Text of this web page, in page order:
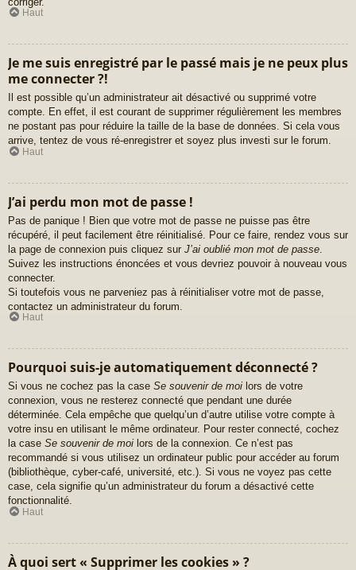
Haut
Je me suis enregistré par le passé mais je ne peux plus
me connecter ?!
Il est possible qu’un administrateur ait désactivé ou supprimé votre
compte. En effet, il est courant de supprimer régulièrement les membres
ne postant pas pour réduire la taille de la base de données. Si cela vous
arrive, tentez de vous ré-enregistrer et soyez plus investi sur le forum.
Haut
J’ai perdu mon mot de passe !
Pas de panique ! Bien que votre mot de passe ne puisse pas être
récupéré, il peut facilement être réinitialisé. Pour ce faire, rendez vous sur
la page de connexion puis cliquez sur J’ai oublié mon mot de passe
Suivez les instructions énoncées et vous devriez pouvoir à nouveau vous
connecter.
Si toutefois vous ne parveniez pas à réinitialiser votre mot de passe,
contactez un administrateur du forum.
Haut
Pourquoi suis-je automatiquement déconnecté ?
Si vous ne cochez pas la case Se souvenir de moi lors de votre
connexion, vous ne resterez connecté que pendant une durée
déterminée. Cela empêche que quelqu’un d’autre utilise votre compte à
votre insu en utilisant le même ordinateur. Pour rester connecté, cochez
la case Se souvenir de moi lors de la connexion. Ce n’est pas
recommandé si vous utilisez un ordinateur public pour accéder au forum
(bibliothèque, cyber-café, université, etc.). Si vous ne voyez pas cette
case, cela signifie qu’un administrateur du forum a désactivé cette
fonctionnalité.
Haut
À quoi sert « Supprimer les cookies » ?